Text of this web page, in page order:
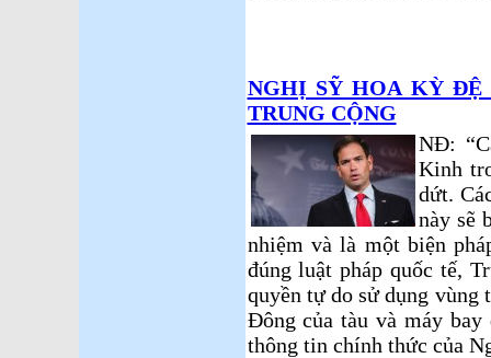
NGHỊ SỸ HOA KỲ ĐỆ
TRUNG CỘNG
NĐ:
Kinh
dứt.
này sẽ
nhiệm và là một biện
đúng luật pháp quốc tế,
quyền tự do sử dụng
Đông của tàu và máy
thông tin chính thức của